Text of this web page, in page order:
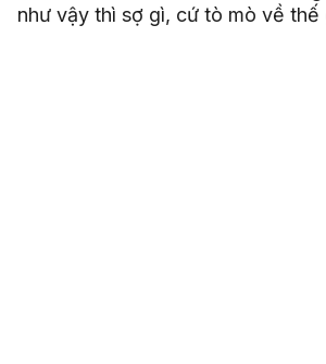
như vậy thì sợ gì, cứ tò mò về thế